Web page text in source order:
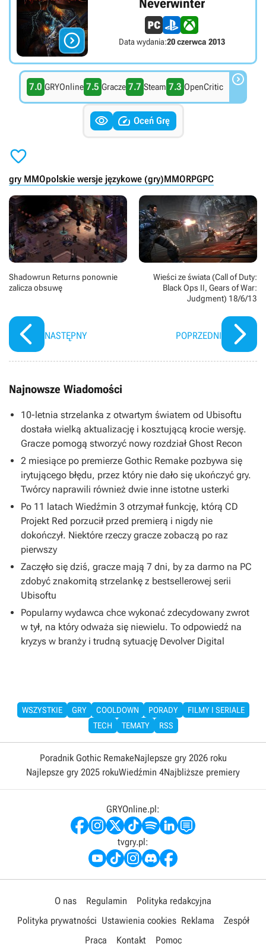

Neverwinter
Data wydania:20 czerwca 2013
7.0 GRYOnline 7.5 Gracze 7.7 Steam 7.3 OpenCritic 
  Oceń Grę

gry MMOpolskie wersje językowe (gry)MMORPGPC
Shadowrun Returns ponownie
zalicza obsuwę
NASTĘPNY
Wieści ze świata (Call of Duty:
Black Ops II, Gears of War:
Judgment) 18/6/13
POPRZEDNI
Najnowsze Wiadomości
10-letnia strzelanka z otwartym światem od Ubisoftu
dostała wielką aktualizację i kosztującą krocie wersję.
Gracze pomogą stworzyć nowy rozdział Ghost Recon
2 miesiące po premierze Gothic Remake pozbywa się
irytującego błędu, przez który nie dało się ukończyć gry.
Twórcy naprawili również dwie inne istotne usterki
Po 11 latach Wiedźmin 3 otrzymał funkcję, którą CD
Projekt Red porzucił przed premierą i nigdy nie
dokończył. Niektóre rzeczy gracze zobaczą po raz
pierwszy
Zaczęło się dziś, gracze mają 7 dni, by za darmo na PC
zdobyć znakomitą strzelankę z bestsellerowej serii
Ubisoftu
Popularny wydawca chce wykonać zdecydowany zwrot
w tył, na który odważa się niewielu. To odpowiedź na
kryzys w branży i trudną sytuację Devolver Digital
WSZYSTKIE GRY COOLDOWN PORADY
FILMY I SERIALE
TECH
TEMATY RSS
Poradnik Gothic RemakeNajlepsze gry 2026 roku
Najlepsze gry 2025 rokuWiedźmin 4Najbliższe premiery
GRYOnline.pl:
tvgry.pl:
O nas Regulamin
Polityka redakcyjna
Polityka prywatności Ustawienia cookies Reklama
Zespół
Praca
Kontakt Pomoc